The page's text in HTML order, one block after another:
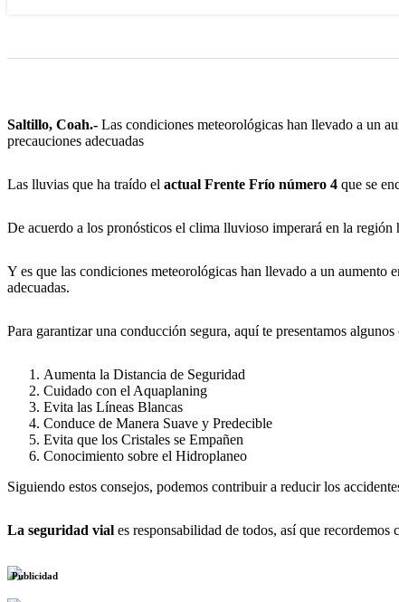
Saltillo, Coah.- Las condiciones meteorológicas han llevado a un
precauciones adecuadas
Las lluvias que ha traído el actual Frente Frío número 4 que se
De acuerdo a los pronósticos el clima lluvioso imperará en la región
Y es que las condiciones meteorológicas han llevado a un aumento
adecuadas.
Para garantizar una conducción segura, aquí te presentamos
Aumenta la Distancia de Seguridad
Cuidado con el Aquaplaning
Evita las Líneas Blancas
Conduce de Manera Suave y Predecible
Evita que los Cristales se Empañen
Conocimiento sobre el Hidroplaneo
Siguiendo estos consejos, podemos contribuir a reducir los
La seguridad vial es responsabilidad de todos, así que
Publicidad